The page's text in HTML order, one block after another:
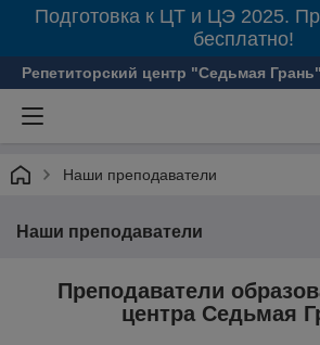
Подготовка к ЦТ и ЦЭ 2025.
бесплатно!
Репетиторский центр "Седьмая Грань"
Наши преподаватели
Наши преподаватели
Преподаватели
центра Седьмая